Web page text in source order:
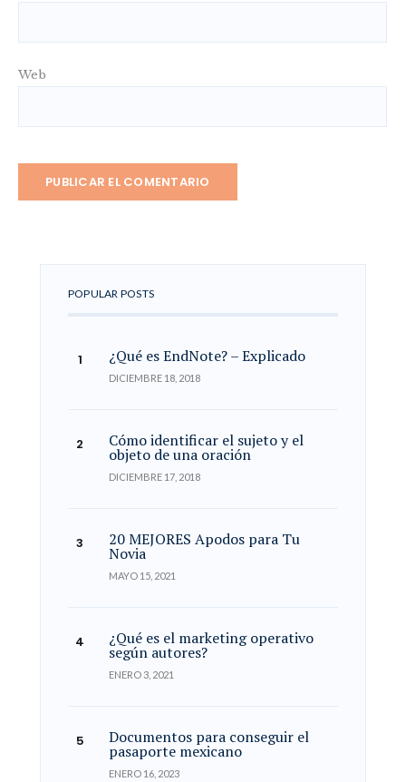
Web
POPULAR POSTS
¿Qué es EndNote? – Explicado
DICIEMBRE 18, 2018
Cómo identificar el sujeto y el
objeto de una oración
DICIEMBRE 17, 2018
20 MEJORES Apodos para Tu
Novia
MAYO 15, 2021
¿Qué es el marketing operativo
según autores?
ENERO 3, 2021
Documentos para conseguir el
pasaporte mexicano
ENERO 16, 2023